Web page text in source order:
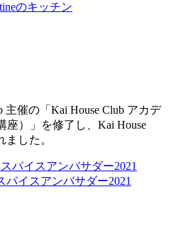
のキッチン
主催の「Kai House Club アカデ
座）」を修了し、Kai House
した。
パイスアンバサダー2021